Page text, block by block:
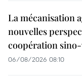
La mécanisation
nouvelles
coopération
06/08/2026 08:10